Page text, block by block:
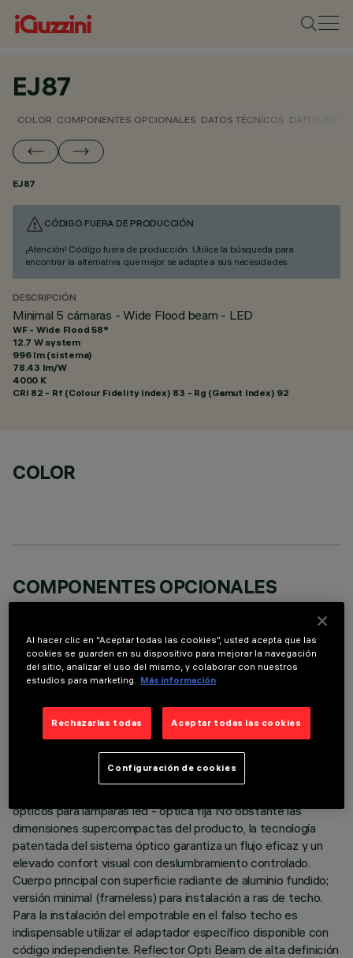
EJ87
COLOR COMPONENTES OPCIONALES DATOS TÉCNICOS DATOS
EJ87
CÓDIGO FUERA DE PRODUCCIÓN
¡Atención! Código fuera de producción. Utilice la búsqueda para
encontrar la alternativa que mejor se adapte a sus necesidades.
DESCRIPCIÓN
Minimal 5 cámaras - Wide Flood beam - LED
WF - Wide Flood 58°
12.7 W system
996 lm (sistema)
78.43 lm/W
4000 K
CRI 82 - Rf (Colour Fidelity Index) 83 - Rg (Gamut Index) 92
COLOR
COMPONENTES OPCIONALES
DATOS TÉCNICOS
ÚLTIMA ACTUALIZACIÓN: 05/08/2026
ópticos para lámparas led - óptica fija No obstante las
dimensiones supercompactas del producto, la tecnología
patentada del sistema óptico garantiza un flujo eficaz y un
elevado confort visual con deslumbramiento controlado.
Cuerpo principal con superficie radiante de aluminio fundido;
versión minimal (frameless) para instalación a ras de techo.
Para la instalación del empotrable en el falso techo es
indispensable utilizar el adaptador específico disponible con
código independiente. Reflector Opti Beam de alta definición
Al hacer clic en “Aceptar todas las cookies”, usted acepta que las
cookies se guarden en su dispositivo para mejorar la navegación
del sitio, analizar el uso del mismo, y colaborar con nuestros
estudios para marketing. Más información
Rechazarlas todas Aceptar todas las cookies
Configuración de cookies